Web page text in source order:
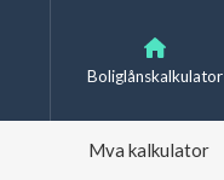
Boliglånskalkulator
Mva kalkulator